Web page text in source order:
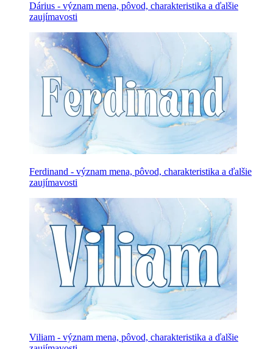
Dárius - význam mena, pôvod, charakteristika a ďalšie
zaujímavosti
Ferdinand - význam mena, pôvod, charakteristika a ďalšie
zaujímavosti
Viliam - význam mena, pôvod, charakteristika a ďalšie